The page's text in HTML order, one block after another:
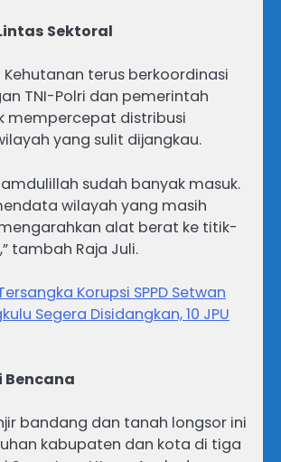
Sektoral
terus berkoordinasi
TNI-Polri dan pemerintah
mempercepat distribusi
yang sulit dijangkau.
sudah banyak masuk.
wilayah yang masih
alat berat ke titik-
tambah Raja Juli.
Korupsi SPPD Setwan
Segera Disidangkan, 10 JPU
Bencana
bandang dan tanah longsor ini
kabupaten dan kota di tiga